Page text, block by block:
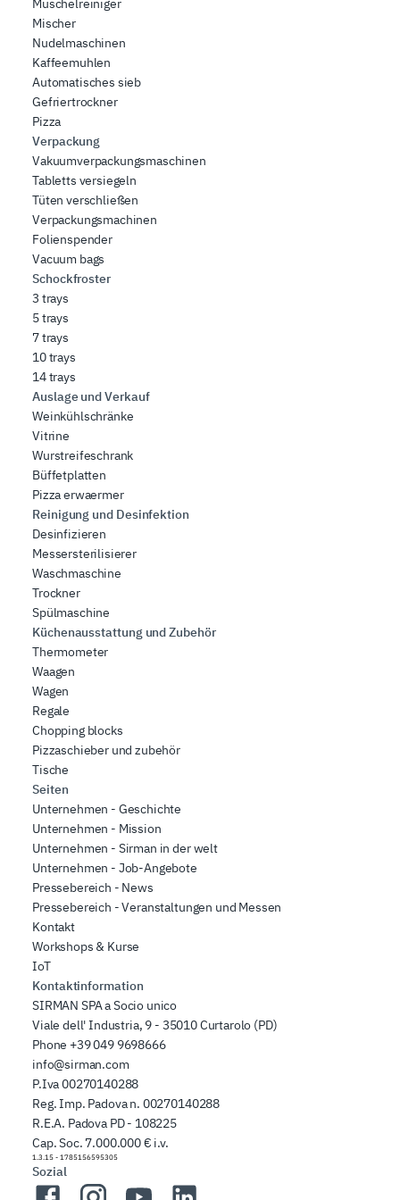
haben oder die sie im Rahmen Ihrer Nutzung der Dienste
gesammelt haben.
Muschelreiniger
Mischer
Nudelmaschinen
Kaffeemuhlen
Automatisches sieb
Gefriertrockner
Pizza
Verpackung
Vakuumverpackungsmaschinen
Tabletts versiegeln
Tüten verschließen
Verpackungsmachinen
Folienspender
Vacuum bags
Schockfroster
3 trays
5 trays
7 trays
10 trays
14 trays
Auslage und Verkauf
Weinkühlschränke
Vitrine
Wurstreifeschrank
Büffetplatten
Pizza erwaermer
Reinigung und Desinfektion
Desinfizieren
Messersterilisierer
Waschmaschine
Trockner
Spülmaschine
Küchenausstattung und Zubehör
Thermometer
Waagen
Wagen
Regale
Chopping blocks
Pizzaschieber und zubehör
Tische
Seiten
Unternehmen - Geschichte
Unternehmen - Mission
Unternehmen - Sirman in der welt
Unternehmen - Job-Angebote
Pressebereich - News
Pressebereich - Veranstaltungen und Messen
Kontakt
Workshops & Kurse
IoT
Kontaktinformation
SIRMAN SPA a Socio unico
Viale dell' Industria, 9 - 35010 Curtarolo (PD)
Phone +39 049 9698666
info@sirman.com
P.Iva 00270140288
Reg. Imp. Padova n. 00270140288
R.E.A. Padova PD - 108225
Cap. Soc. 7.000.000 € i.v.
1.3.15 - 1785156595305
Sozial
FacebookInstagramYouTubeLinkedIn